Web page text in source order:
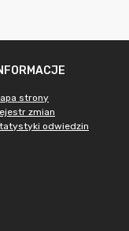
strony
zmian
odwiedzin